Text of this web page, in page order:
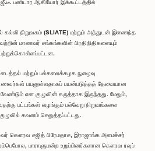
பண்டார ஆகியோர் இக்கூட்டத்தில்
கல்வி நிறுவகம் (SLIATE) மற்றும் அத்துடன் இணைந்த
மாணவர் சங்கங்களின் பிரதிநிதிகளையும்
மற்றும் பல்கலைக்கழக நுழைவு
பயனுள்ளதாகப் பயன்படுத்தத் தேவையான
என குழுவின் கருத்தாக இருந்தது. மேலும்,
பட்டங்கள் வழங்கும் பல்வேறு நிறுவங்களை
கவனம் செலுத்தப்பட்டது.
கௌரவ சஜித் பிரேமதாச, இராஜாங்க அமைச்சர்
பாராளுமன்ற உறுப்பினர்களான கௌரவ ரவுப்